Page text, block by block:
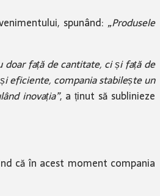
spunând: „Produsele
față de cantitate, ci și față de
eficiente, compania stabilește un
inovația”, a ținut să sublinieze
că în acest moment compania